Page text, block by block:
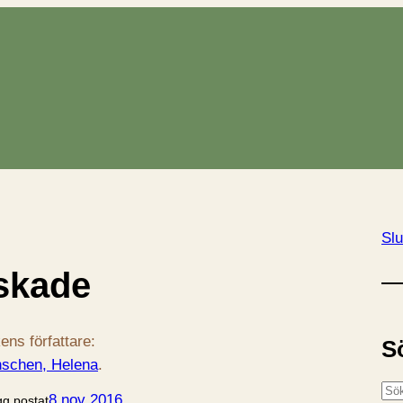
författare:
Helena.
postat8 nov 2016
S